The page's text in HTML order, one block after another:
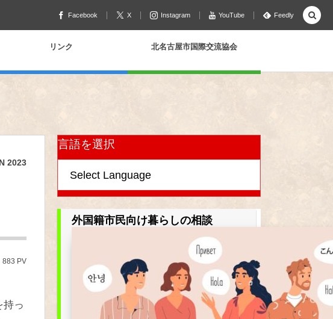
Facebook X Instagram YouTube Feedly
リンク 北名古屋市国際交流協会
2023
883 PV
持っ
言語を選択
外国籍市民向け暮らしの相談